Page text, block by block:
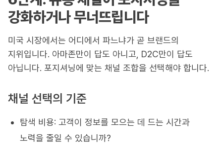
강화하거나 무너뜨립니다
미국 시장에서는 어디에서 파느냐가 곧 브랜드의
지위입니다. 아마존만이 답도 아니고, D2C만이 답도
아닙니다. 포지셔닝에 맞는 채널 조합을 선택해야 합니다.
채널 선택의 기준
탐색 비용: 고객이 정보를 모으는 데 드는 시간과
노력을 줄일 수 있습니까?